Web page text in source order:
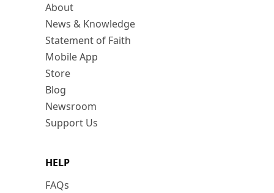
About
News & Knowledge
Statement of Faith
Mobile App
Store
Blog
Newsroom
Support Us
HELP
FAQs